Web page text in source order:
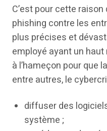
C’est pour cette
phishing contre les
plus précises et
employé ayant un haut
à l’hameçon pour que
entre autres, le
diffuser des
système ;